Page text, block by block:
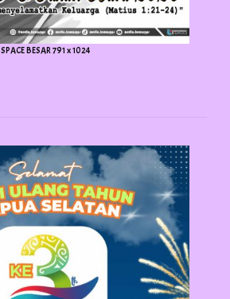
SPACE BESAR 791 x 1024